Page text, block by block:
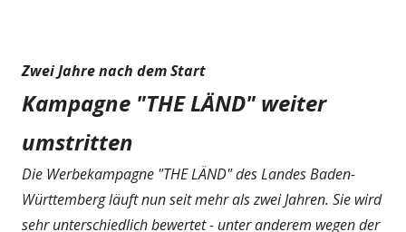
Zwei Jahre nach dem Start
Kampagne "THE LÄND" weiter
umstritten
Die Werbekampagne "THE LÄND" des Landes Baden-
Württemberg läuft nun seit mehr als zwei Jahren. Sie wird
sehr unterschiedlich bewertet - unter anderem wegen der